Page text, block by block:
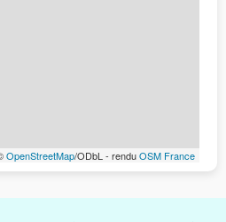
OpenStreetMap/ODbL - renduOSM France